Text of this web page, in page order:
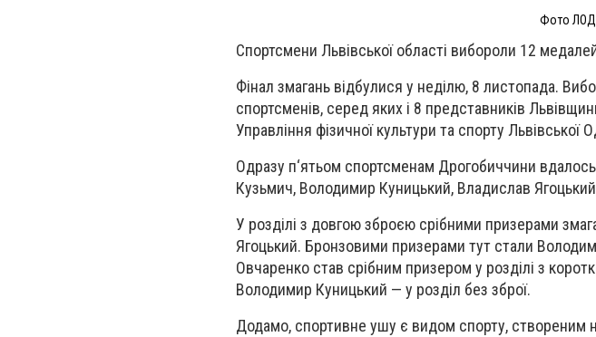
Фото
Спортсмени Львівської області вибороли 12
Фінал змагань відбулися у неділю, 8 листопада.
спортсменів, серед яких і 8 представників
Управління фізичної культури та спорту Львівської
Одразу п‘ятьом спортсменам Дрогобиччини
Кузьмич, Володимир Куницький, Владислав
У розділі з довгою зброєю срібними призерами
Ягоцький. Бронзовими призерами тут стали
Овчаренко став срібним призером у розділі з
Володимир Куницький — у розділ без зброї.
Додамо, спортивне ушу є видом спорту, створеним